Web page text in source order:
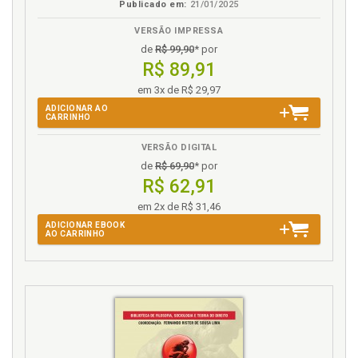
de revolução tecnológi-ca e a prova científica: o
conhecimento metajurídico batendo às portas do
G
Globalização e Estado, p. 19
Globalização. Direito em tempos de globalização, p.
Globalização. Localizando o problema: globalização,
neoconstituciona-lismo e o papel da verdade no
Estado contemporâneo, p. 19
Instrução e a valoração das provas: momento
processual sensível à comunicação entre Dworkin e
Integridade dworkiana. Estudos empíricos aplicados
ao Direito: em dire-ção à verdade, a Popper e à
Publicado em: 21/01/2025
VERSÃO IMPRESSA
de R$ 99,90* por
R$ 89,91
em 3x de R$ 29,97
ADICIONAR AO
CARRINHO
VERSÃO DIGITAL
de R$ 69,90* por
R$ 62,91
em 2x de R$ 31,46
ADICIONAR EBOOK
AO CARRINHO